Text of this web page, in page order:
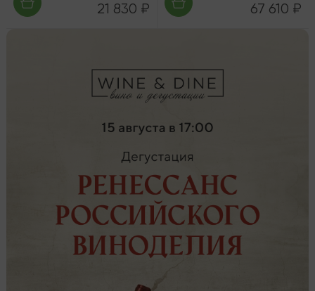
21 830 ₽ 67 610 ₽